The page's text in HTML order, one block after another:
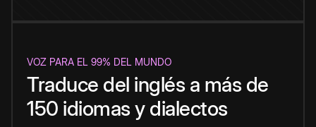
VOZ PARA EL 99% DEL MUNDO
Traduce del inglés a más de
150 idiomas y dialectos